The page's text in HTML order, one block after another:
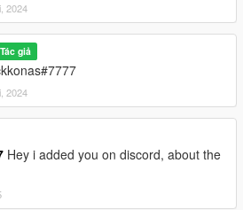
2024
Tác giả
2024
Hey i added you on discord, about the